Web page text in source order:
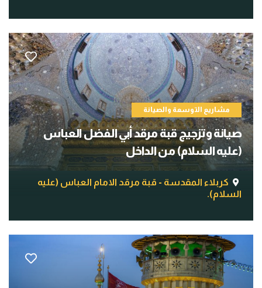
مشاريع التوسعة والصيانة
صيانة وتزجيج قبة مرقد أبي الفضل العباس
(عليه السلام) من الداخل
كربلاء المقدسة - قبة مرقد الامام العباس (عليه
السلام).